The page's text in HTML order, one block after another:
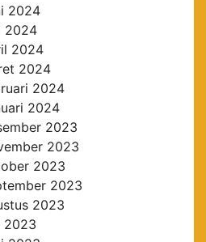
2024
2024
2024
2024
2024
2024
2023
2023
2023
2023
2023
2023